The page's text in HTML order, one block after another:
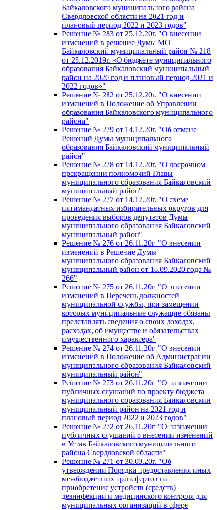
Байкаловского муниципального района
Свердловской области на 2021 год и
плановый период 2022 и 2023 годов"
Решение № 283 от 25.12.20г. "О внесении
изменений в решение Думы МО
Байкаловский муниципальный район № 218
от 25.12.2019г. «О бюджете муниципального
образования Байкаловский муниципальный
район на 2020 год и плановый период 2021 и
2022 годов»"
Решение № 282 от 25.12.20г. "О внесении
изменений в Положение об Управлении
образования Байкаловского муниципального
района"
Решение № 279 от 14.12.20г. "Об отмене
Решений Думы муниципального
образования Байкаловский муниципальный
район"
Решение № 278 от 14.12.20г. "О досрочном
прекращении полномочий Главы
муниципального образования Байкаловский
муниципальный район"
Решение № 277 от 14.12.20г. "О схеме
пятимандатных избирательных округов для
проведения выборов депутатов Думы
муниципального образования Байкаловский
муниципальный район"
Решение № 276 от 26.11.20г. "О внесении
изменений в Решение Думы
муниципального образования Байкаловский
муниципальный район от 16.09.2020 года №
266"
Решение № 275 от 26.11.20г. "О внесении
изменений в Перечень должностей
муниципальной службы, при замещении
которых муниципальные служащие обязаны
представлять сведения о своих доходах,
расходах, об имуществе и обязательствах
имущественного характера"
Решение № 274 от 26.11.20г. "О внесении
изменений в Положение об Администрации
муниципального образования Байкаловский
муниципальный район"
Решение № 273 от 26.11.20г. "О назначении
публичных слушаний по проекту бюджета
муниципального образования Байкаловский
муниципальный район на 2021 год и
плановый период 2022 и 2023 годов"
Решение № 272 от 26.11.20г. "О назначении
публичных слушаний о внесении изменений
в Устав Байкаловского муниципального
района Свердловской области"
Решение № 271 от 30.09.20г. "Об
утверждении Порядка предоставления иных
межбюджетных трансфертов на
приобретение устройств (средств)
дезинфекции и медицинского контроля для
муниципальных организаций в сфере